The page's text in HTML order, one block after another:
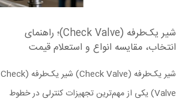
شیر یک‌طرفه (Check Valve)؛ راهنمای
انتخاب، مقایسه انواع و استعلام قیمت
شیر یک‌طرفه (Check Valve) شیر یک‌طرفه (Check
Valve) یکی از مهم‌ترین تجهیزات کنترلی در خطوط